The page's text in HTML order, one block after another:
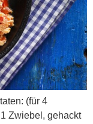
(für 4
Zwiebel, gehackt